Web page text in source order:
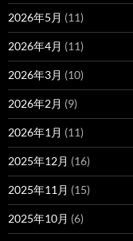
2026年5月 (11)
2026年4月 (11)
2026年3月 (10)
2026年2月 (9)
2026年1月 (11)
2025年12月 (16)
2025年11月 (15)
2025年10月 (6)